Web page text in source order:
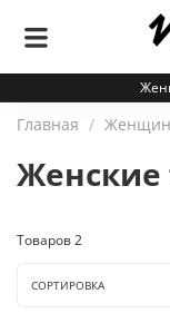
Главная
Женские
Товаров2
СОРТИРОВКА